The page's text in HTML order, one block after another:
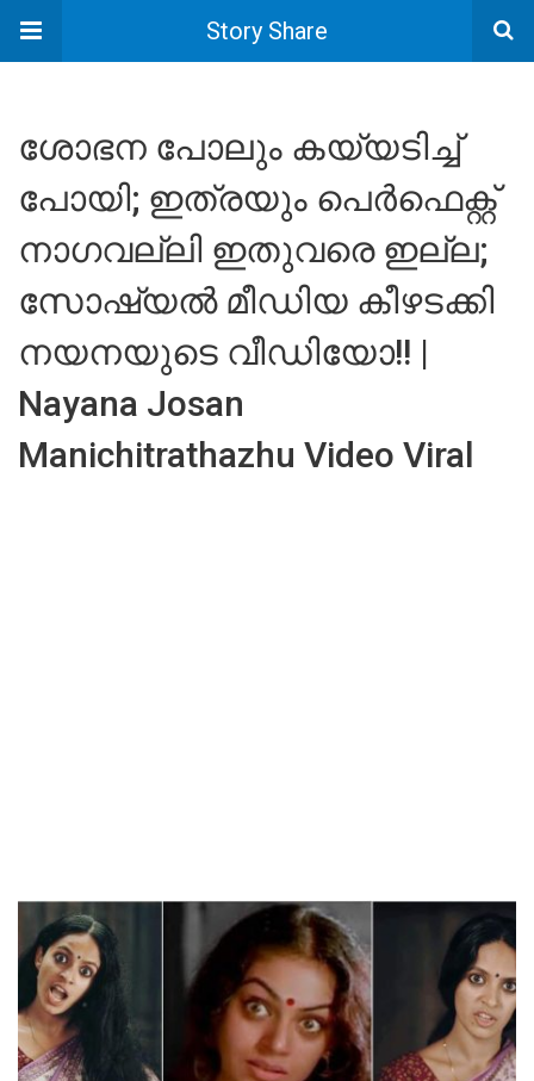
Story Share
ശോഭന പോലും കയ്യടിച്ച്
പോയി; ഇത്രയും പെർഫെക്റ്റ്‌
നാഗവല്ലി ഇതുവരെ ഇല്ല;
സോഷ്യൽ മീഡിയ കീഴടക്കി
നയനയുടെ വീഡിയോ!! |
Nayana Josan
Manichitrathazhu Video Viral